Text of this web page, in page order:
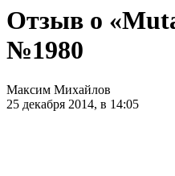
Отзыв о
№1980
Максим Михайлов
25 декабря 2014, в 14:05